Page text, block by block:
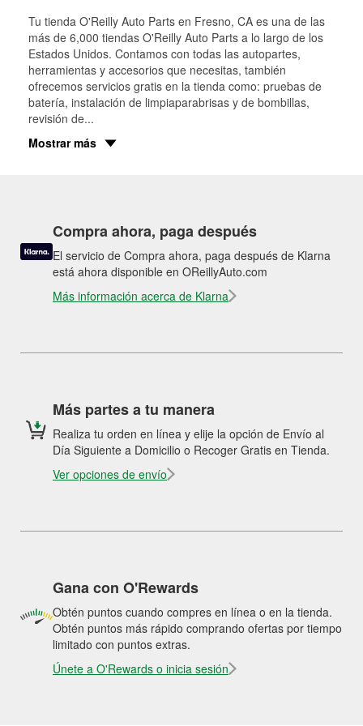
Tu tienda O'Reilly Auto Parts en Fresno, CA es una de las
más de 6,000 tiendas O'Reilly Auto Parts a lo largo de los
Estados Unidos. Contamos con todas las autopartes,
herramientas y accesorios que necesitas, también
ofrecemos servicios gratis en la tienda como: pruebas de
batería, instalación de limpiaparabrisas y de bombillas,
revisión de...
Mostrar más
Compra ahora, paga después
El servicio de Compra ahora, paga después de Klarna
está ahora disponible en OReillyAuto.com
Más información acerca de Klarna
Más partes a tu manera
Realiza tu orden en línea y elije la opción de Envío al
Día Siguiente a Domicilio o Recoger Gratis en Tienda.
Ver opciones de envío
Gana con O'Rewards
Obtén puntos cuando compres en línea o en la tienda.
Obtén puntos más rápido comprando ofertas por tiempo
limitado con puntos extras.
Únete a O'Rewards o inicia sesión